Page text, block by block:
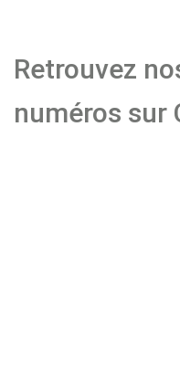
Retrouvez
numéros sur